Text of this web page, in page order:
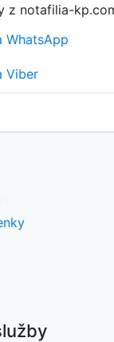
z notafilia-
WhatsApp
Viber